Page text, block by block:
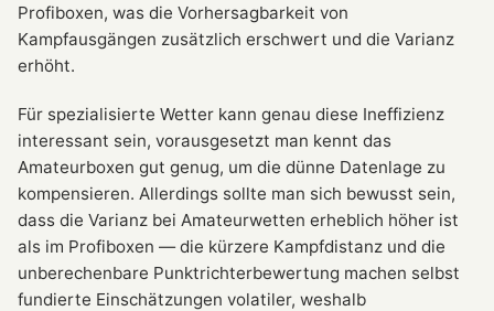
Profiboxen, was die Vorhersagbarkeit von
Kampfausgängen zusätzlich erschwert und die Varianz
erhöht.
Für spezialisierte Wetter kann genau diese Ineffizienz
interessant sein, vorausgesetzt man kennt das
Amateurboxen gut genug, um die dünne Datenlage zu
kompensieren. Allerdings sollte man sich bewusst sein,
dass die Varianz bei Amateurwetten erheblich höher ist
als im Profiboxen — die kürzere Kampfdistanz und die
unberechenbare Punktrichterbewertung machen selbst
fundierte Einschätzungen volatiler, weshalb